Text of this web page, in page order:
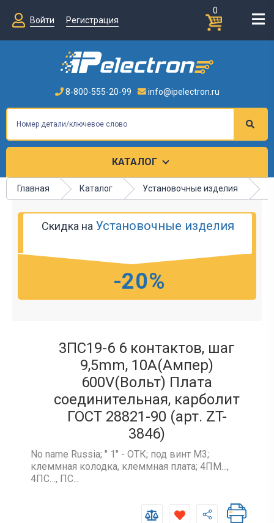
0
Войти
Регистрация
8-800-555-20-99 info@ipelectron.ru
КАТАЛОГ
Главная Каталог Установочные изделия
Скидка на Установочные изделия
-20%
3ПС19-6 6 контактов, шаг
9,5mm, 10A(Ампер)
600V(Вольт) Плата
соединительная, карболит
ГОСТ 28821-90 (арт. ZT-
3846)
No name Russia; " 1" - ОТК; под винт М3;
клеммная колодка, клеммная плата; 4ПМ...,
4ПС…, ПС...